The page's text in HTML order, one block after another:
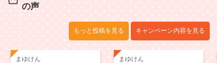
の声
もっと投稿を見る キャンペーン内容を見る
まゆけん まゆけん